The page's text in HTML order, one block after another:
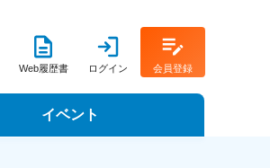
Web履歴書 ログイン 会員登録
イベント